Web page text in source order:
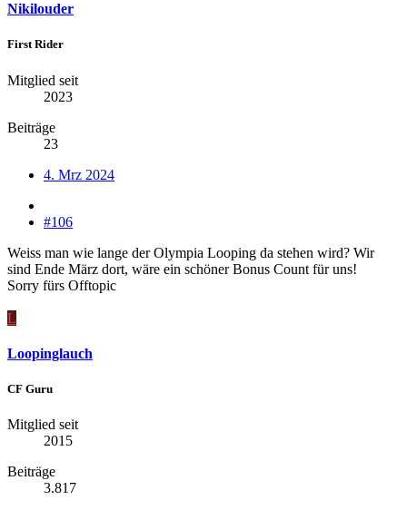
Nikilouder
First Rider
Mitglied seit
2023
Beiträge
23
4. Mrz 2024
#106
Weiss man wie lange der Olympia Looping da stehen wird? Wir
sind Ende März dort, wäre ein schöner Bonus Count für uns!
Sorry fürs Offtopic
L
Loopinglauch
CF Guru
Mitglied seit
2015
Beiträge
3.817